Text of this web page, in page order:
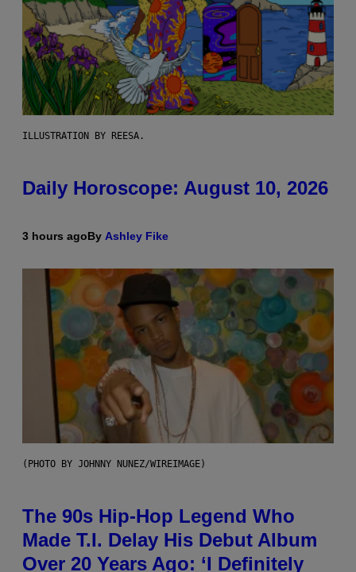
ILLUSTRATION BY REESA.
Daily Horoscope: August 10, 2026
3 hours agoBy Ashley Fike
(PHOTO BY JOHNNY NUNEZ/WIREIMAGE)
The 90s Hip-Hop Legend Who
Made T.I. Delay His Debut Album
Over 20 Years Ago: ‘I Definitely